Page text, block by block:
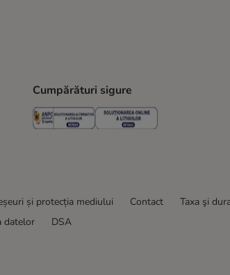
Method
Cumpărături sigure
Security Security
și protecția mediului Contact Taxa şi
datelor DSA